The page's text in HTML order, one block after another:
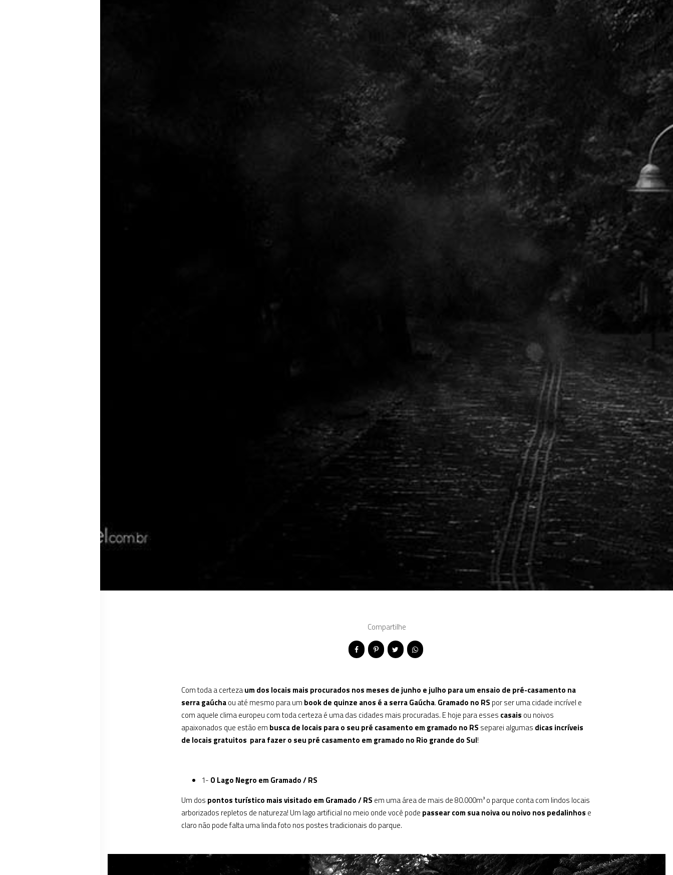
Compartilhe
Com toda a certezaum dos locais mais procurados nos meses de junho e julho para um ensaio de pré-casamento na
serra gaúchaou até mesmo para um book de quinze anos é a serra Gaúcha. Gramado no RS por ser uma cidade incrível e
com aquele clima europeu com toda certeza é uma das cidades mais procuradas. E hoje para esses casais ou noivos
apaixonados que estão em busca de locais para o seu pré casamento em gramado no RS separei algumas dicas incríveis
de locais gratuitos para fazer o seu pré casamento em gramado no Rio grande do Sul!
1- O Lago Negro em Gramado / RS
Um dos pontos turístico mais visitado em Gramado / RS em uma área de mais de 80.000m³ o parque conta com lindos locais
arborizados repletos de natureza! Um lago artificial no meio onde você pode passear com sua noiva ou noivo nos pedalinhos e
claro não pode falta uma linda foto nos postes tradicionais do parque.